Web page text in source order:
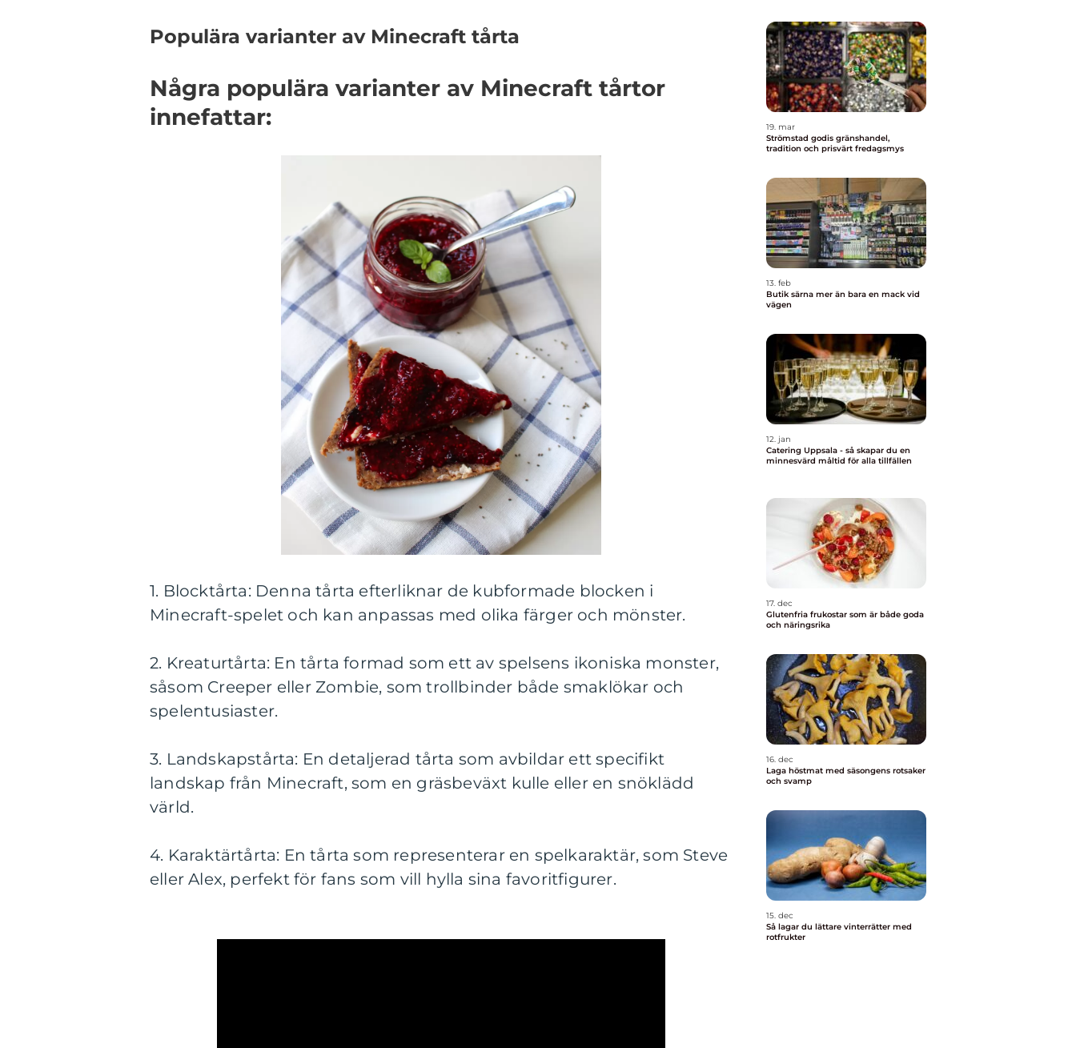
Populära varianter av Minecraft tårta
Några populära varianter av Minecraft tårtor
innefattar:
1. Blocktårta: Denna tårta efterliknar de kubformade blocken i
Minecraft-spelet och kan anpassas med olika färger och mönster.
2. Kreaturtårta: En tårta formad som ett av spelsens ikoniska monster,
såsom Creeper eller Zombie, som trollbinder både smaklökar och
spelentusiaster.
3. Landskapstårta: En detaljerad tårta som avbildar ett specifikt
landskap från Minecraft, som en gräsbeväxt kulle eller en snöklädd
värld.
4. Karaktärtårta: En tårta som representerar en spelkaraktär, som Steve
eller Alex, perfekt för fans som vill hylla sina favoritfigurer.
19. mar
Strömstad godis gränshandel,
tradition och prisvärt fredagsmys
13. feb
Butik särna mer än bara en mack vid
vägen
12. jan
Catering Uppsala - så skapar du en
minnesvärd måltid för alla tillfällen
17. dec
Glutenfria frukostar som är både goda
och näringsrika
16. dec
Laga höstmat med säsongens rotsaker
och svamp
15. dec
Så lagar du lättare vinterrätter med
rotfrukter